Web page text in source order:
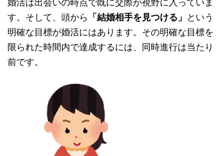
婚活は出会いの時点で既に交際が視野に入っていま
す。そして、頭から 「結婚相手を見つける」
という
明確な目標が婚活にはあります。その明確な目標を
限られた時間内で達成するには、同時進行は当たり
前です。